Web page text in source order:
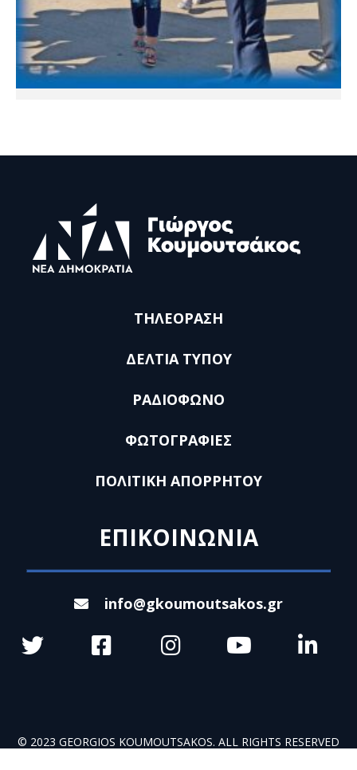
ΤΗΛΕΟΡΑΣΗ
ΔΕΛΤΙΑ ΤΥΠΟΥ
ΡΑΔΙΟΦΩΝΟ
ΦΩΤΟΓΡΑΦΙΕΣ
ΠΟΛΙΤΙΚΗ ΑΠΟΡΡΗΤΟΥ
ΕΠΙΚΟΙΝΩΝΙΑ
info@gkoumoutsakos.gr
© 2023 GEORGIOS KOUMOUTSAKOS. ALL RIGHTS RESERVED